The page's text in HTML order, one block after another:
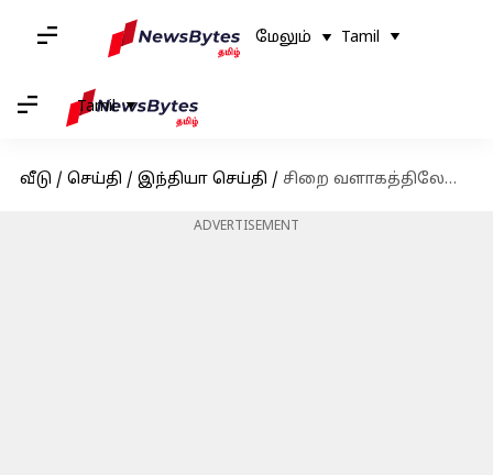
மேலும் Tamil
Tamil
வீடு / செய்தி / இந்தியா செய்தி / சிறை வளாகத்திலேயே மது அருந்திய சிறை காவலர் பணியிடை நீக்கம்
ADVERTISEMENT